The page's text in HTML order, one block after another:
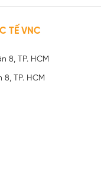
TẾ VNC
8, TP. HCM
8, TP. HCM